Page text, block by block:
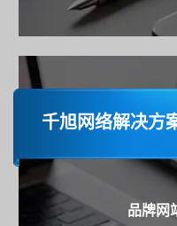
千旭网络解决方
品牌网